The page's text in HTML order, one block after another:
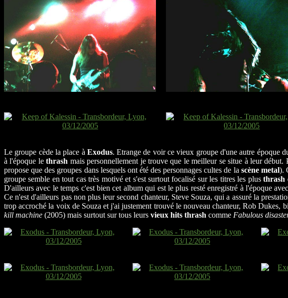
Le groupe cède la place à Exodus. Etrange de voir ce vieux groupe d'une autre époque
à l'époque lethrash mais personnellement je trouve que le meilleur se situe à leur
propose que des groupes dans lesquels ont été des personnages cultes de la scène metal).
groupe semble en tout cas très motivé et s'est surtout focalisé sur les titres les plusthrash
D'ailleurs avec le temps c'est bien cet album qui est le plus resté enregistré à l'époque
Ce n'est d'ailleurs pas non plus leur second chanteur, Steve Souza, qui a assuré la
trop accroché la voix de Souza et j'ai justement trouvé le nouveau chanteur, Rob Dukes,
kill machine (2005) mais surtout sur tous leurs vieux hits thrash comme Fabulous